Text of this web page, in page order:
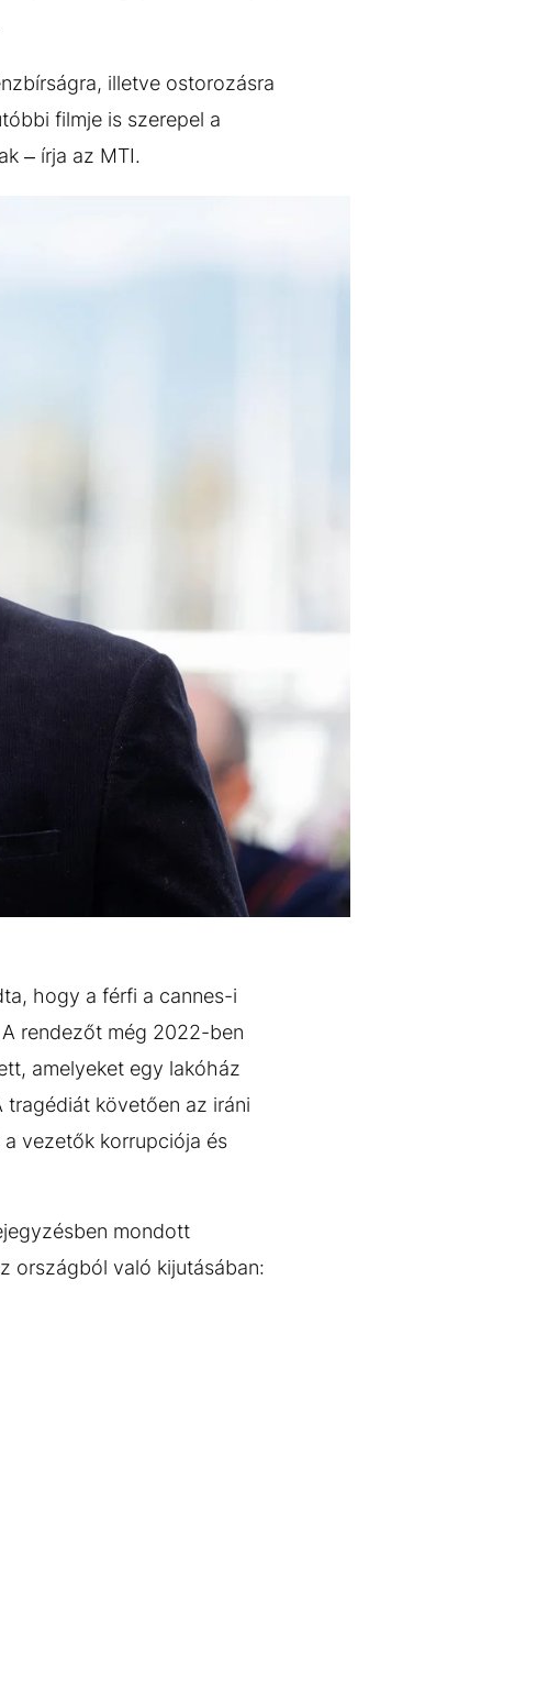
illetve ostorozásra
filmje is szerepel a
– írja az MTI.
hogy a férfi a cannes-i
rendezőt még 2022-ben
amelyeket egy lakóház
követően az iráni
vezetők korrupciója és
mondott
országból való kijutásában: